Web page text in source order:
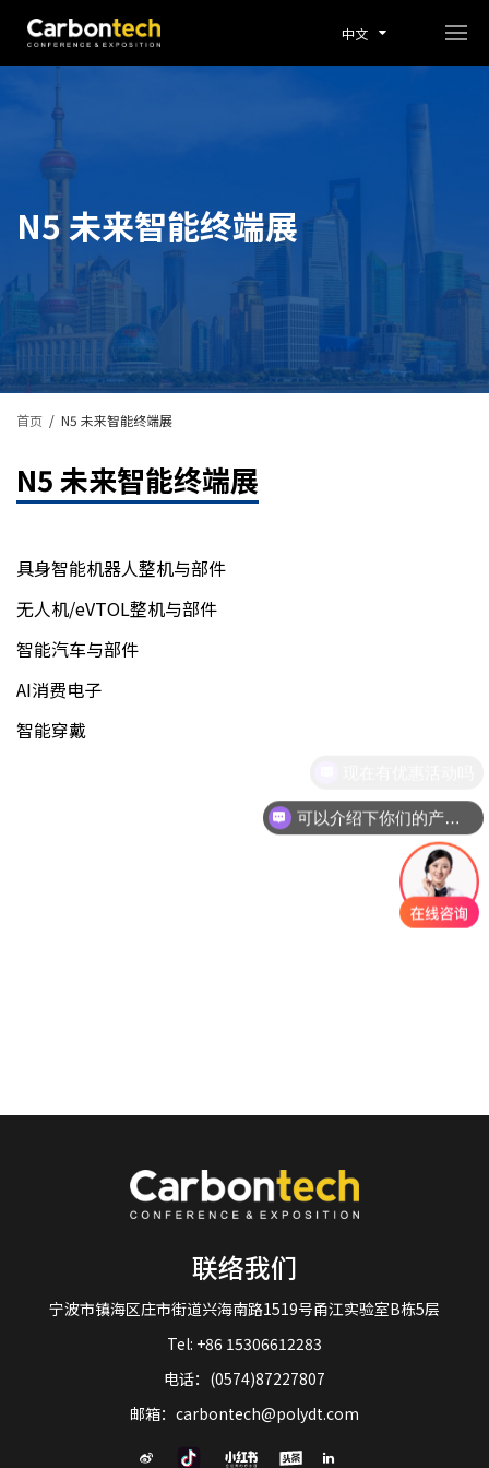
中文
N5 未来智能终端展
首页 / N5 未来智能终端展
N5 未来智能终端展
具身智能机器人整机与部件
无人机/eVTOL整机与部件
智能汽车与部件
AI消费电子
智能穿戴
联络我们
宁波市镇海区庄市街道兴海南路1519号甬江实验室B栋5层
Tel: +86 15306612283
电话：(0574)87227807
邮箱：carbontech@polydt.com
可以介绍下你们的产品么